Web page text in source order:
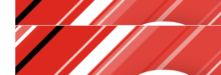
€5.30